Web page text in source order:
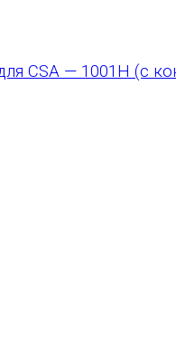
CSA — 1001H (с